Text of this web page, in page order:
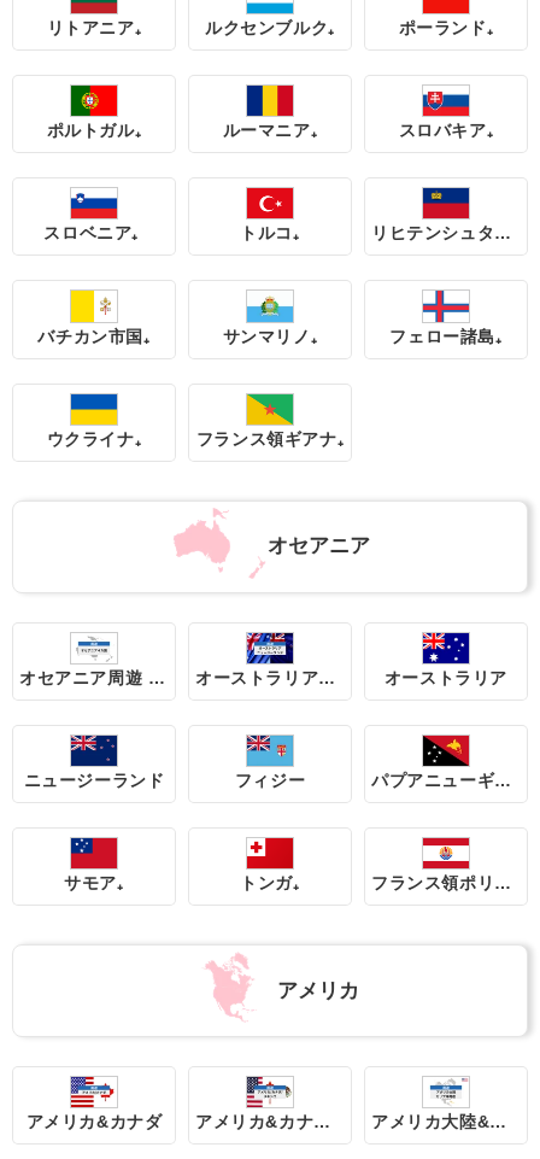
リトアニア₊ ルクセンブルク₊ ポーランド₊
ポルトガル₊ ルーマニア₊ スロバキア₊
スロベニア₊ トルコ₊ リヒテンシュタイン₊
バチカン市国₊ サンマリノ₊ フェロー諸島₊
ウクライナ₊ フランス領ギアナ₊
オセアニア
オセアニア周遊 4地域 オーストラリア&ニュージーランド オーストラリア
ニュージーランド フィジー パプアニューギニア₊
サモア₊ トンガ₊ フランス領ポリネシア(タヒチ)
アメリカ
アメリカ&カナダ アメリカ&カナダ&メキシコ アメリカ大陸&カリブ海 周遊